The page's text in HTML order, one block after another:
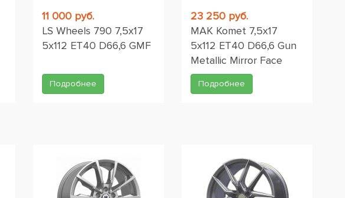
11 000 руб.
LS Wheels 790 7,5x17
5x112 ET40 D66,6 GMF
Подробнее
23 250 руб.
MAK Komet 7,5x17
5x112 ET40 D66,6 Gun
Metallic Mirror Face
Подробнее